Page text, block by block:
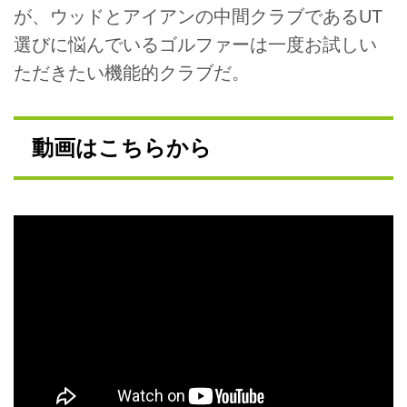
が、ウッドとアイアンの中間クラブであるUT
選びに悩んでいるゴルファーは一度お試しい
ただきたい機能的クラブだ。
動画はこちらから